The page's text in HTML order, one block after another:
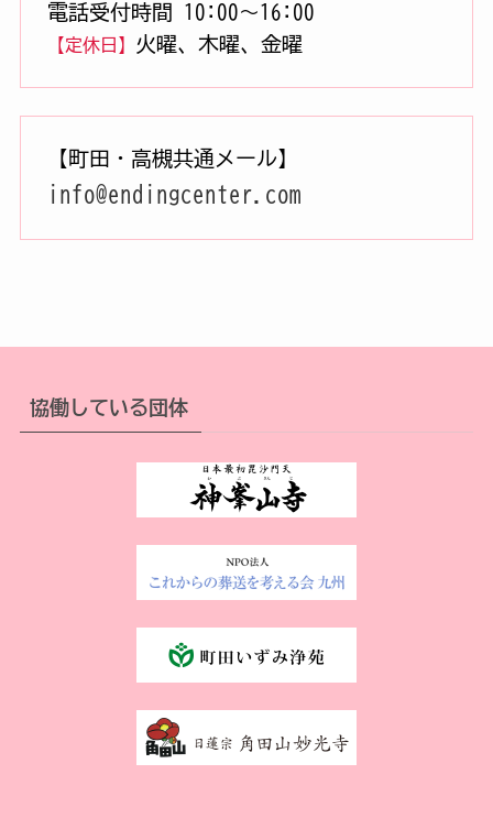
電話受付時間 10:00〜16:00
【定休日】 火曜、木曜、金曜
【町田・高槻共通メール】
info@endingcenter.com
協働している団体